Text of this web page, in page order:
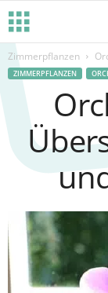
Zimmerpflanzen
ZIMMERPFLANZEN